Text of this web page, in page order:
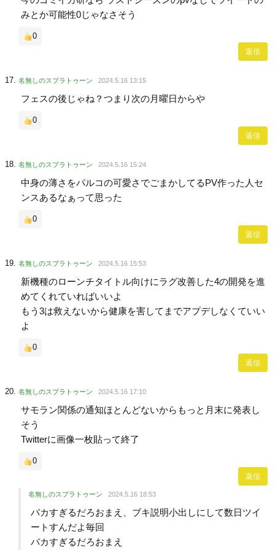
みとか可能性0じゃなさそう
0
返信
名無しのスプラトゥーン 2024.5.16 13:15
フェスの後じゃね？つまり次の月曜日からや
0
返信
名無しのスプラトゥーン 2024.5.16 15:24
中身の薄さをパルコの可愛さでごまかしてるPV作った人セ
ンスあるなぁって思った
0
返信
名無しのスプラトゥーン 2024.5.16 15:53
新機種のローンチタイトル向けにラグ改善した4の開発を進
めてくれていればいいよ
もう3は救えないから健康を害してまでアプデしなくていい
よ
0
返信
名無しのスプラトゥーン 2024.5.16 17:10
サモラン関係の通知ほとんどないからもっと月末に発表し
そう
Twitterに画像一枚貼って終了
0
返信
名無しのスプラトゥーン 2024.5.16 18:53
バカすぎるだろおまえ、ブキ説明小出しにして数日ツイ
ートすんだよ毎回
バカすぎるだろおまえ